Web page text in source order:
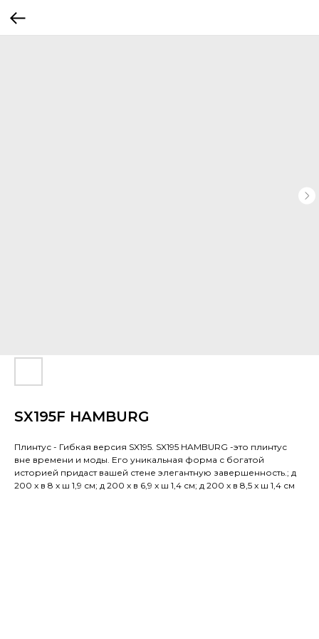
SX195F HAMBURG
Плинтус - Гибкая версия SX195. SX195 HAMBURG -это плинтус
вне времени и моды. Его уникальная форма с богатой
историей придаст вашей стене элегантную завершенность.; д
200 x в 8 x ш 1,9 см; д 200 x в 6,9 x ш 1,4 см; д 200 x в 8,5 x ш 1,4 см